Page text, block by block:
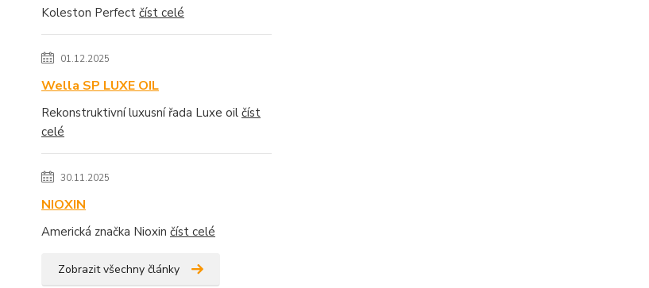
Koleston Perfect číst celé
01.12.2025
Wella SP LUXE OIL
Rekonstruktivní luxusní řada Luxe oil číst
celé
30.11.2025
NIOXIN
Americká značka Nioxin číst celé
Zobrazit všechny články